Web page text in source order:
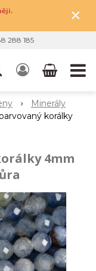
×
288 185
Minerály
korálky
4mm